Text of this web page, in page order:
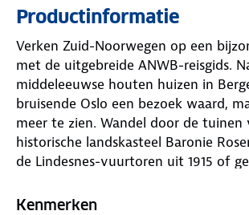
Productinformatie
Verken Zuid-Noorwegen op een
met de uitgebreide ANWB-reisgids.
middeleeuwse houten huizen in
bruisende Oslo een bezoek waard,
meer te zien. Wandel door de tuinen
historische landskasteel Baronie
de Lindesnes-vuurtoren uit 1915 of
Bergen.
Kenmerken